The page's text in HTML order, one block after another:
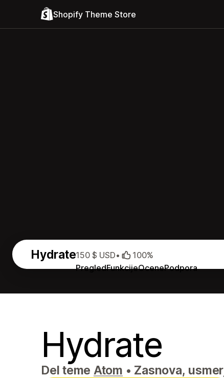
Shopify Theme Store
Hydrate
PregledFunkcijeOcenePodpora
150 $ USD• 100%
Hydrate
Del teme Atom • Zasnova,